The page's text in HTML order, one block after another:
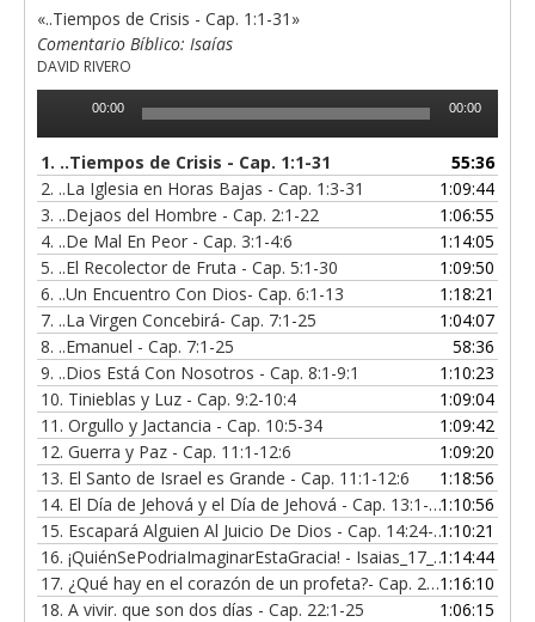
«..Tiempos de Crisis - Cap. 1:1-31»
Comentario Bíblico: Isaías
DAVID RIVERO
Reproductor
00:00 00:00
1. ..Tiempos de Crisis - Cap. 1:1-31
55:36
2. ..La Iglesia en Horas Bajas - Cap. 1:3-31
1:09:44
3. ..Dejaos del Hombre - Cap. 2:1-22
1:06:55
4. ..De Mal En Peor - Cap. 3:1-4:6
1:14:05
5. ..El Recolector de Fruta - Cap. 5:1-30
1:09:50
6. ..Un Encuentro Con Dios- Cap. 6:1-13
1:18:21
7. ..La Virgen Concebirá- Cap. 7:1-25
1:04:07
8. ..Emanuel - Cap. 7:1-25
58:36
9. ..Dios Está Con Nosotros - Cap. 8:1-9:1
1:10:23
10. Tinieblas y Luz - Cap. 9:2-10:4
1:09:04
11. Orgullo y Jactancia - Cap. 10:5-34
1:09:42
12. Guerra y Paz - Cap. 11:1-12:6
1:09:20
13. El Santo de Israel es Grande - Cap. 11:1-12:6
1:18:56
14. El Día de Jehová y el Día de Jehová - Cap. 13:1-14:23 1:10:56
15. Escapará Alguien Al Juicio De Dios - Cap. 14:24-16:14 1:10:21
16. ¡QuiénSePodriaImaginarEstaGracia! - Isaias_17_1_19_25 1:14:44
17. ¿Qué hay en el corazón de un profeta?- Cap. 20:1-21
1:16:10
18. A vivir. que son dos días - Cap. 22:1-25
1:06:15